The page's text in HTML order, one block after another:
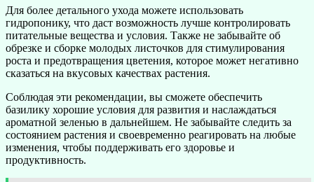
Для более детального ухода можете использовать
гидропонику, что даст возможность лучше контролировать
питательные вещества и условия. Также не забывайте об
обрезке и сборке молодых листочков для стимулирования
роста и предотвращения цветения, которое может негативно
сказаться на вкусовых качествах растения.
Соблюдая эти рекомендации, вы сможете обеспечить
базилику хорошие условия для развития и наслаждаться
ароматной зеленью в дальнейшем. Не забывайте следить за
состоянием растения и своевременно реагировать на любые
изменения, чтобы поддерживать его здоровье и
продуктивность.